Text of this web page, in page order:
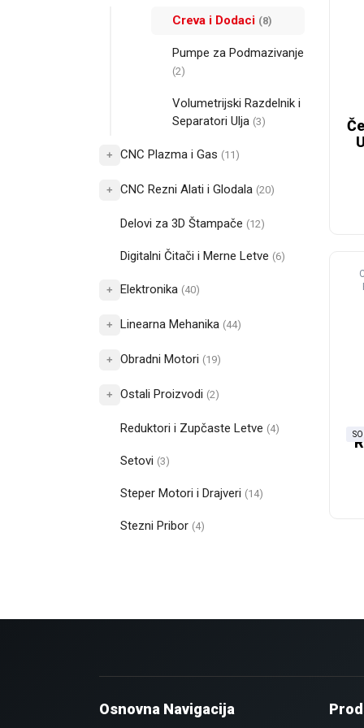
Creva i Dodaci (8)
Pumpe za Podmazivanje
(2)
Volumetrijski Razdelnik i
Separatori Ulja (3)
+ CNC Plazma i Gas (11)
+ CNC Rezni Alati i Glodala (20)
Delovi za 3D Štampače (12)
Digitalni Čitači i Merne Letve (6)
+ Elektronika (40)
+ Linearna Mehanika (44)
+ Obradni Motori (19)
+ Ostali Proizvodi (2)
Reduktori i Zupčaste Letve (4)
Setovi (3)
Steper Motori i Drajveri (14)
Stezni Pribor (4)
Osnovna Navigacija